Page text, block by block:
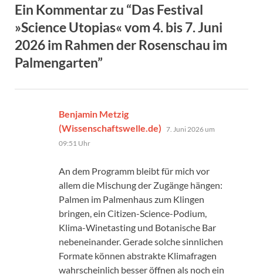
Ein Kommentar zu “Das Festival
»Science Utopias« vom 4. bis 7. Juni
2026 im Rahmen der Rosenschau im
Palmengarten”
Benjamin Metzig
(Wissenschaftswelle.de) sagt:
7. Juni 2026 um
09:51 Uhr
An dem Programm bleibt für mich vor
allem die Mischung der Zugänge hängen:
Palmen im Palmenhaus zum Klingen
bringen, ein Citizen-Science-Podium,
Klima-Winetasting und Botanische Bar
nebeneinander. Gerade solche sinnlichen
Formate können abstrakte Klimafragen
wahrscheinlich besser öffnen als noch ein